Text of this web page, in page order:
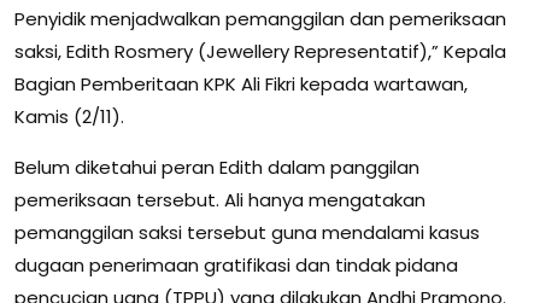
Penyidik menjadwalkan pemanggilan dan pemeriksaan
saksi, Edith Rosmery (Jewellery Representatif),” Kepala
Bagian Pemberitaan KPK Ali Fikri kepada wartawan,
Kamis (2/11).
Belum diketahui peran Edith dalam panggilan
pemeriksaan tersebut. Ali hanya mengatakan
pemanggilan saksi tersebut guna mendalami kasus
dugaan penerimaan gratifikasi dan tindak pidana
pencucian uang (TPPU) yang dilakukan Andhi Pramono.